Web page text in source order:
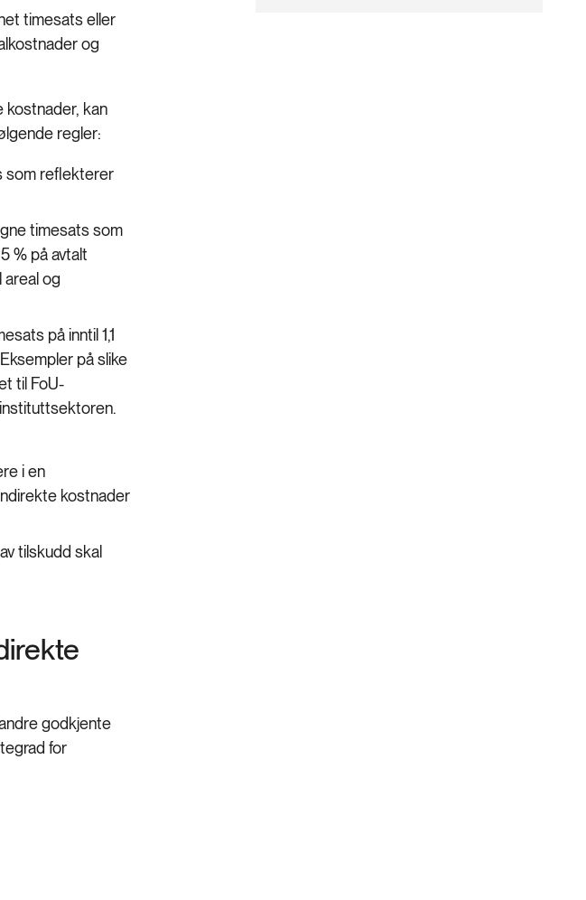
timesats eller
og
kostnader, kan
regler:
som reflekterer
timesats som
% på avtalt
areal og
på inntil 1,1
på slike
til FoU-
i en
kostnader
tilskudd skal
godkjente
for